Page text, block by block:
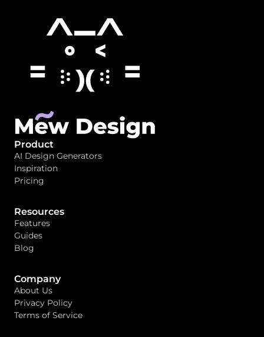
Product
AI Design Generators
Inspiration
Pricing
Resources
Features
Guides
Blog
Company
About Us
Privacy Policy
Terms of Service